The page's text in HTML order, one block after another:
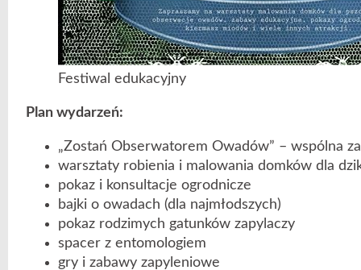
Festiwal edukacyjny
Plan wydarzeń:
„Zostań Obserwatorem Owadów” – wspólna
warsztaty robienia i malowania domków dla
pokaz i konsultacje ogrodnicze
bajki o owadach (dla najmłodszych)
pokaz rodzimych gatunków zapylaczy
spacer z entomologiem
gry i zabawy zapyleniowe